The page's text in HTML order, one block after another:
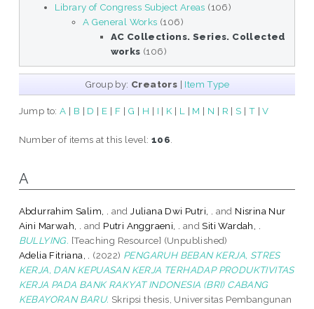
Library of Congress Subject Areas (106)
A General Works (106)
AC Collections. Series. Collected
works (106)
Group by: Creators | Item Type
Jump to:A | B | D | E | F | G | H | I | K | L | M | N | R | S | T |V
Number of items at this level:106
A
Abdurrahim Salim, . andJuliana Dwi Putri, . and Nisrina Nur
Aini Marwah, .
and Putri Anggraeni, . andSiti Wardah, .
BULLYING. [Teaching Resource] (Unpublished)
Adelia Fitriana, .
(2022) PENGARUH BEBAN KERJA, STRES
KERJA, DAN KEPUASAN KERJA TERHADAP PRODUKTIVITAS
KERJA PADA BANK RAKYAT INDONESIA (BRI) CABANG
KEBAYORAN BARU. Skripsi thesis, Universitas Pembangunan